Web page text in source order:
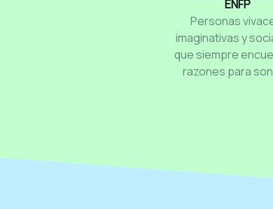
ENFP
Personas
imaginativas y
que siempre
razones para